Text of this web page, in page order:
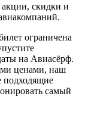
скидки и
ограничена
на Авиасёрф.
ценами, наш
подходящие
самый